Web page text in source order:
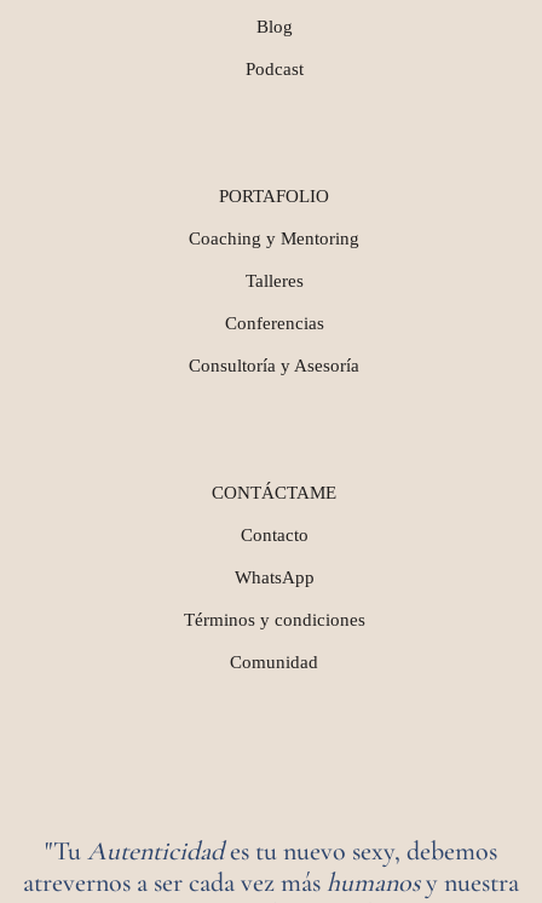
Blog
Podcast
PORTAFOLIO
Coaching y Mentoring
Talleres
Conferencias
Consultoría y Asesoría
CONTÁCTAME
Contacto
WhatsApp
Términos y condiciones
Comunidad
"TuAutenticidades tu nuevo sexy, debemos
atrevernos a ser cada vez máshumanosy nuestra